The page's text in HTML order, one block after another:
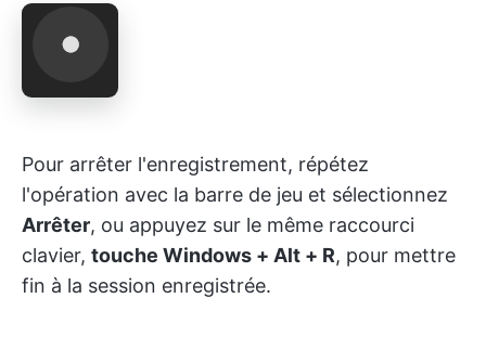
Pour arrêter l'enregistrement, répétez
l'opération avec la barre de jeu et sélectionnez
Arrêter, ou appuyez sur le même raccourci
clavier, touche Windows + Alt + R, pour mettre
fin à la session enregistrée.